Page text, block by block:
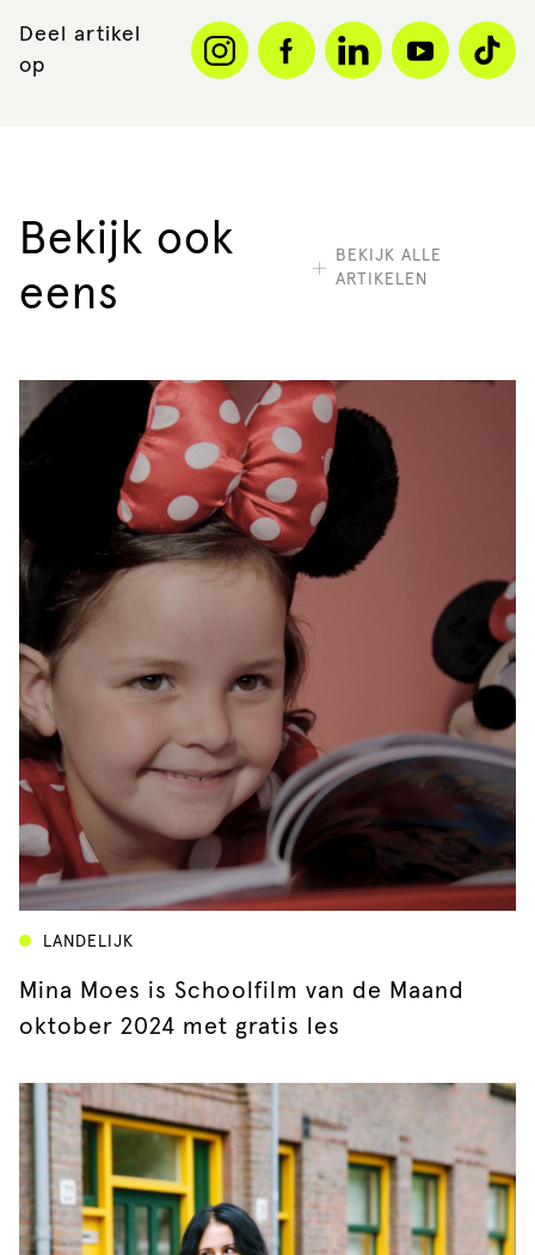
Deel artikel
op
Bekijk ook
eens
BEKIJK ALLE
ARTIKELEN
LANDELIJK
Mina Moes is Schoolfilm van de Maand
oktober 2024 met gratis les